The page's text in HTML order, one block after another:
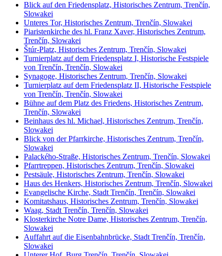
Blick auf den Friedensplatz, Historisches Zentrum, Trenčín,
Slowakei
Unteres Tor, Historisches Zentrum, Trenčín, Slowakei
Piaristenkirche des hl. Franz Xaver, Historisches Zentrum,
Trenčín, Slowakei
Štúr-Platz, Historisches Zentrum, Trenčín, Slowakei
Turnierplatz auf dem Friedensplatz I, Historische Festspiele
von Trenčín, Trenčín, Slowakei
Synagoge, Historisches Zentrum, Trenčín, Slowakei
Turnierplatz auf dem Friedensplatz II, Historische Festspiele
von Trenčín, Trenčín, Slowakei
Bühne auf dem Platz des Friedens, Historisches Zentrum,
Trenčín, Slowakei
Beinhaus des hl. Michael, Historisches Zentrum, Trenčín,
Slowakei
Blick von der Pfarrkirche, Historisches Zentrum, Trenčín,
Slowakei
Palackého-Straße, Historisches Zentrum, Trenčín, Slowakei
Pfarrtreppen, Historisches Zentrum, Trenčín, Slowakei
Pestsäule, Historisches Zentrum, Trenčín, Slowakei
Haus des Henkers, Historisches Zentrum, Trenčín, Slowakei
Evangelische Kirche, Stadt Trenčín, Trenčín, Slowakei
Komitatshaus, Historisches Zentrum, Trenčín, Slowakei
Waag, Stadt Trenčín, Trenčín, Slowakei
Klosterkirche Notre Dame, Historisches Zentrum, Trenčín,
Slowakei
Auffahrt auf die Eisenbahnbrücke, Stadt Trenčín, Trenčín,
Slowakei